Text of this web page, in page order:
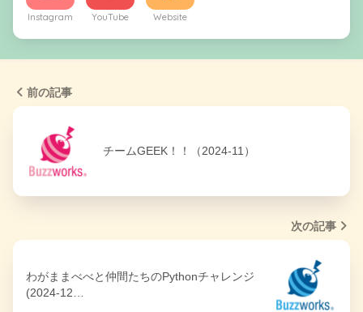
Instagram YouTube Website
前の記事
チームGEEK！！（2024-11）
次の記事
わがままべべと仲間たちのPythonチャレンジ
(2024-12…